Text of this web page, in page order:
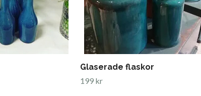
Glaserade flaskor
199 kr